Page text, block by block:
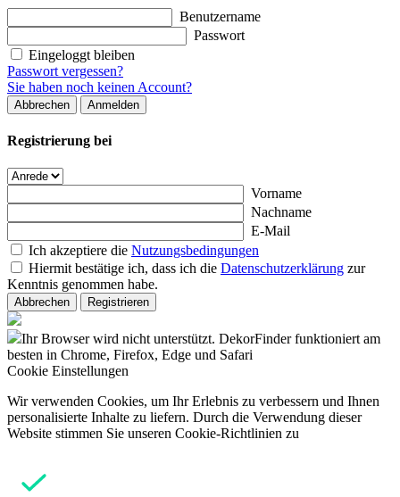
Benutzername
Passwort
Eingeloggt bleiben
Passwort vergessen?
Sie haben noch keinen Account?
Abbrechen Anmelden
Registrierung bei
Vorname
Nachname
E-Mail
Ich akzeptiere die Nutzungsbedingungen
Hiermit bestätige ich, dass ich die Datenschutzerklärung zur
Kenntnis genommen habe.
Abbrechen Registrieren
Ihr Browser wird nicht unterstützt. DekorFinder funktioniert am
besten in Chrome, Firefox, Edge und Safari
Cookie Einstellungen
Wir verwenden Cookies, um Ihr Erlebnis zu verbessern und Ihnen
personalisierte Inhalte zu liefern. Durch die Verwendung dieser
Website stimmen Sie unseren Cookie-Richtlinien zu